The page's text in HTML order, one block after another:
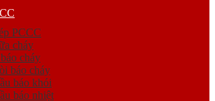
PCCC
cháy
cháy
báo cháy
báo khói
báo nhiệt